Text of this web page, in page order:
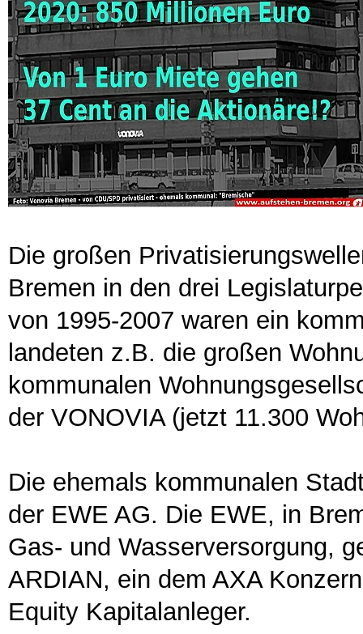
Die großen
Bremen in den drei
von 1995-2007 waren ein
landeten z.B. die großen
kommunalen
der VONOVIA (jetzt 11.300
Die ehemals kommunalen
der EWE AG. Die EWE, in
Gas- und Wasserversorgung,
ARDIAN, ein dem AXA
Equity Kapitalanleger.